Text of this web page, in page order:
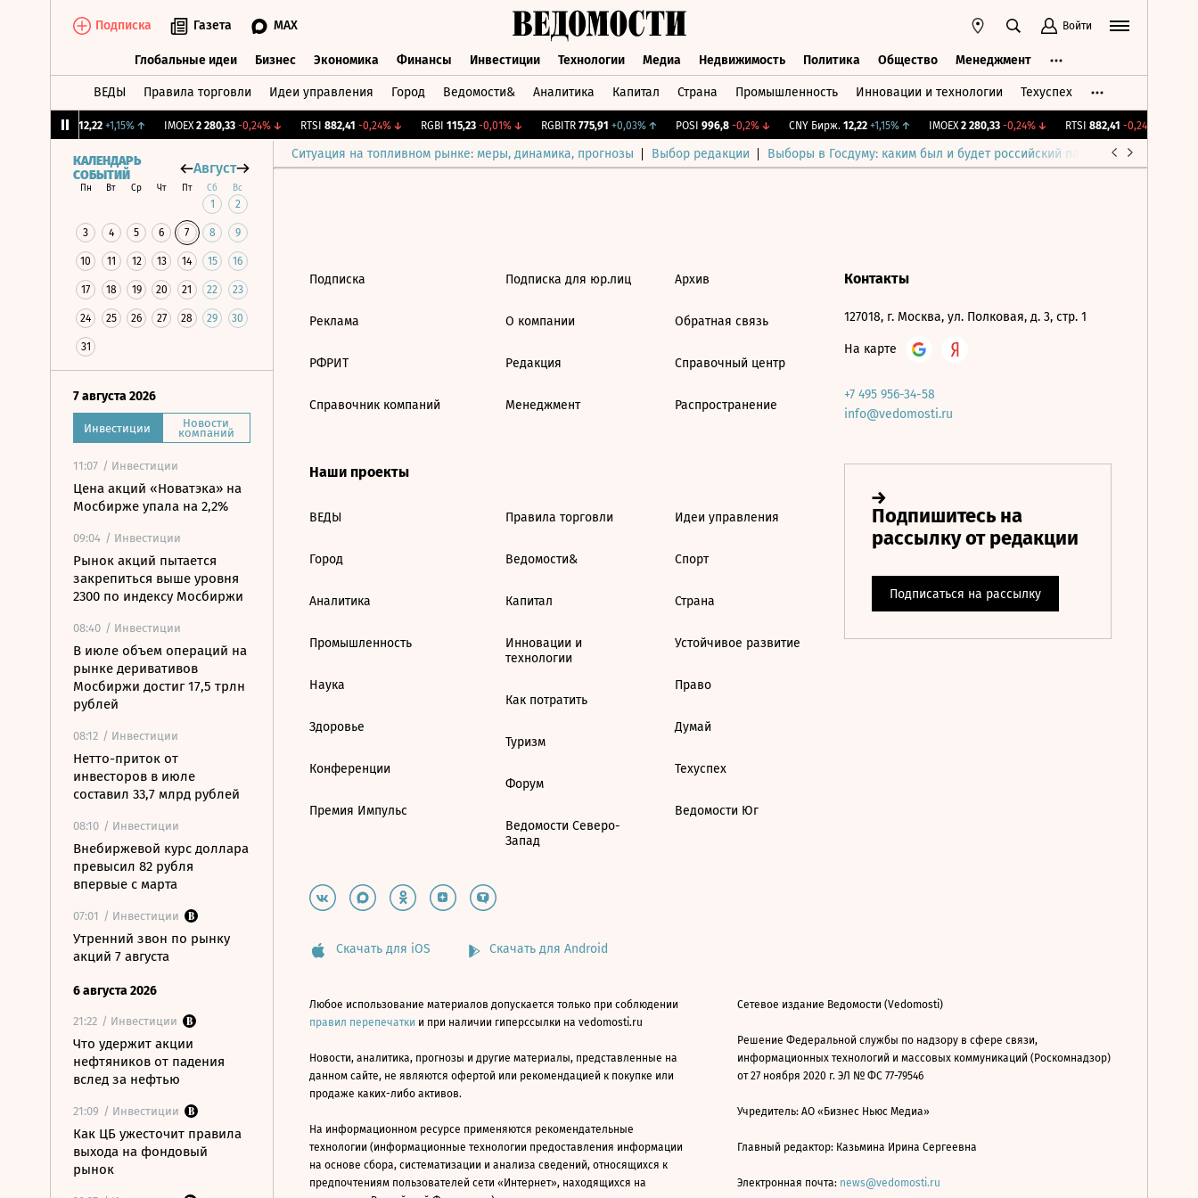
Подписка Газета MAX Войти
Глобальные идеи Бизнес Экономика Финансы Инвестиции Технологии Медиа Недвижимость Политика Общество Менеджмент
ВЕДЫ Правила торговли Идеи управления Город Ведомости& Аналитика Капитал Страна Промышленность Инновации и технологии Техуспех
12,22 +1,15%↑ IMOEX 2 280,33 -0,24%↓ RTSI 882,41 -0,24%↓ RGBI 115,23 -0,01%↓ RGBITR 775,91 +0,03%↑ POSI 996,8 -0,2%↓ CNY Бирж. 12,22 +1,15%↑ IMOEX 2 280,33 -0,24%↓ RTSI 882,41 -0,24%
Ситуация на топливном рынке: меры, динамика, прогнозы Выбор редакции Выборы в Госдуму: каким был и будет российский парламент
КАЛЕНДАРЬ
СОБЫТИЙ
Август
Пн Вт Ср Чт Пт Сб Вс
1 2
3 4 5 6 7 8 9
10 11 12 13 14 15 16
17 18 19 20 21 22 23
24 25 26 27 28 29 30
31
7 августа 2026
Инвестиции Новости
компаний
11:07 / Инвестиции
Цена акций «Новатэка» на
Мосбирже упала на 2,2%
09:04 / Инвестиции
Рынок акций пытается
закрепиться выше уровня
2300 по индексу Мосбиржи
08:40 / Инвестиции
В июле объем операций на
рынке деривативов
Мосбиржи достиг 17,5 трлн
рублей
08:12 / Инвестиции
Нетто-приток от
инвесторов в июле
составил 33,7 млрд рублей
08:10 / Инвестиции
Внебиржевой курс доллара
превысил 82 рубля
впервые с марта
07:01 / Инвестиции
Утренний звон по рынку
акций 7 августа
6 августа 2026
21:22 / Инвестиции
Что удержит акции
нефтяников от падения
вслед за нефтью
21:09 / Инвестиции
Как ЦБ ужесточит правила
выхода на фондовый
рынок
Подписка
Реклама
РФРИТ
Справочник компаний
Подписка для юр.лиц
О компании
Редакция
Менеджмент
Архив
Обратная связь
Справочный центр
Распространение
Наши проекты
ВЕДЫ
Город
Аналитика
Промышленность
Наука
Здоровье
Конференции
Премия Импульс
Правила торговли
Ведомости&
Капитал
Инновации и
технологии
Как потратить
Туризм
Форум
Ведомости Северо-
Запад
Идеи управления
Спорт
Страна
Устойчивое развитие
Право
Думай
Техуспех
Ведомости Юг
Контакты
127018, г. Москва, ул. Полковая, д. 3, стр. 1
На карте
+7 495 956-34-58
info@vedomosti.ru
Скачать для iOS Скачать для Android
Любое использование материалов допускается только при соблюдении
правил перепечатки и при наличии гиперссылки на vedomosti.ru
Новости, аналитика, прогнозы и другие материалы, представленные на
данном сайте, не являются офертой или рекомендацией к покупке или
продаже каких-либо активов.
На информационном ресурсе применяются рекомендательные
технологии (информационные технологии предоставления информации
на основе сбора, систематизации и анализа сведений, относящихся к
предпочтениям пользователей сети «Интернет», находящихся на
Сетевое издание Ведомости (Vedomosti)
Решение Федеральной службы по надзору в сфере связи,
информационных технологий и массовых коммуникаций (Роскомнадзор)
от 27 ноября 2020 г. ЭЛ № ФС 77-79546
Учредитель: АО «Бизнес Ньюс Медиа»
Главный редактор: Казьмина Ирина Сергеевна
Электронная почта: news@vedomosti.ru